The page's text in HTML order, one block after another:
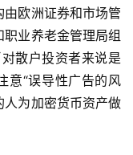
欧洲证券和市场管
业养老金管理局组
散户投资者来说是
意“误导性广告的风
人为加密货币资产做